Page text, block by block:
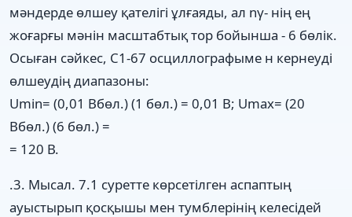
мәндерде өлшеу қателігі ұлғаяды, ал nγ- нің ең
жоғарғы мәнін масштабтық тор бойынша - 6 бөлік.
Осыған сәйкес, С1-67 осциллографыме н кернеуді
өлшеудің диапазоны:
Umin= (0,01 Вбөл.) (1 бөл.) = 0,01 В; Umax= (20
Вбөл.) (6 бөл.) =
= 120 В.
.3. Мысал. 7.1 суретте көрсетілген аспаптың
ауыстырып қосқышы мен тумблерінің келесідей